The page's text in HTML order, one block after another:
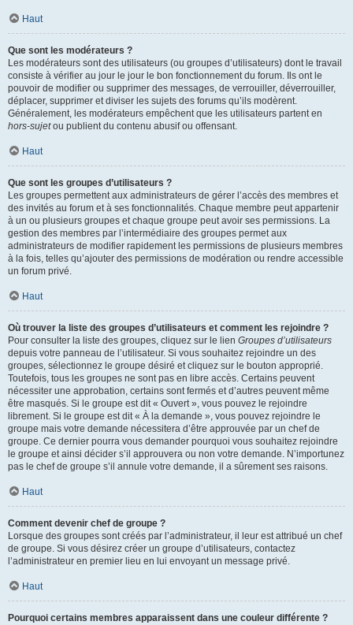
Haut
Que sont les modérateurs ?
Les modérateurs sont des utilisateurs (ou groupes d’utilisateurs) dont le travail
consiste à vérifier au jour le jour le bon fonctionnement du forum. Ils ont le
pouvoir de modifier ou supprimer des messages, de verrouiller, déverrouiller,
déplacer, supprimer et diviser les sujets des forums qu’ils modèrent.
Généralement, les modérateurs empêchent que les utilisateurs partent en
hors-sujetou publient du contenu abusif ou offensant.
Haut
Que sont les groupes d’utilisateurs ?
Les groupes permettent aux administrateurs de gérer l’accès des membres et
des invités au forum et à ses fonctionnalités. Chaque membre peut appartenir
à un ou plusieurs groupes et chaque groupe peut avoir ses permissions. La
gestion des membres par l’intermédiaire des groupes permet aux
administrateurs de modifier rapidement les permissions de plusieurs membres
à la fois, telles qu’ajouter des permissions de modération ou rendre accessible
un forum privé.
Haut
Où trouver la liste des groupes d’utilisateurs et comment les rejoindre ?
Pour consulter la liste des groupes, cliquez sur le lien Groupes d’utilisateurs
depuis votre panneau de l’utilisateur. Si vous souhaitez rejoindre un des
groupes, sélectionnez le groupe désiré et cliquez sur le bouton approprié.
Toutefois, tous les groupes ne sont pas en libre accès. Certains peuvent
nécessiter une approbation, certains sont fermés et d’autres peuvent même
être masqués. Si le groupe est dit « Ouvert », vous pouvez le rejoindre
librement. Si le groupe est dit « À la demande », vous pouvez rejoindre le
groupe mais votre demande nécessitera d’être approuvée par un chef de
groupe. Ce dernier pourra vous demander pourquoi vous souhaitez rejoindre
le groupe et ainsi décider s’il approuvera ou non votre demande. N’importunez
pas le chef de groupe s’il annule votre demande, il a sûrement ses raisons.
Haut
Comment devenir chef de groupe ?
Lorsque des groupes sont créés par l’administrateur, il leur est attribué un chef
de groupe. Si vous désirez créer un groupe d’utilisateurs, contactez
l’administrateur en premier lieu en lui envoyant un message privé.
Haut
Pourquoi certains membres apparaissent dans une couleur différente ?